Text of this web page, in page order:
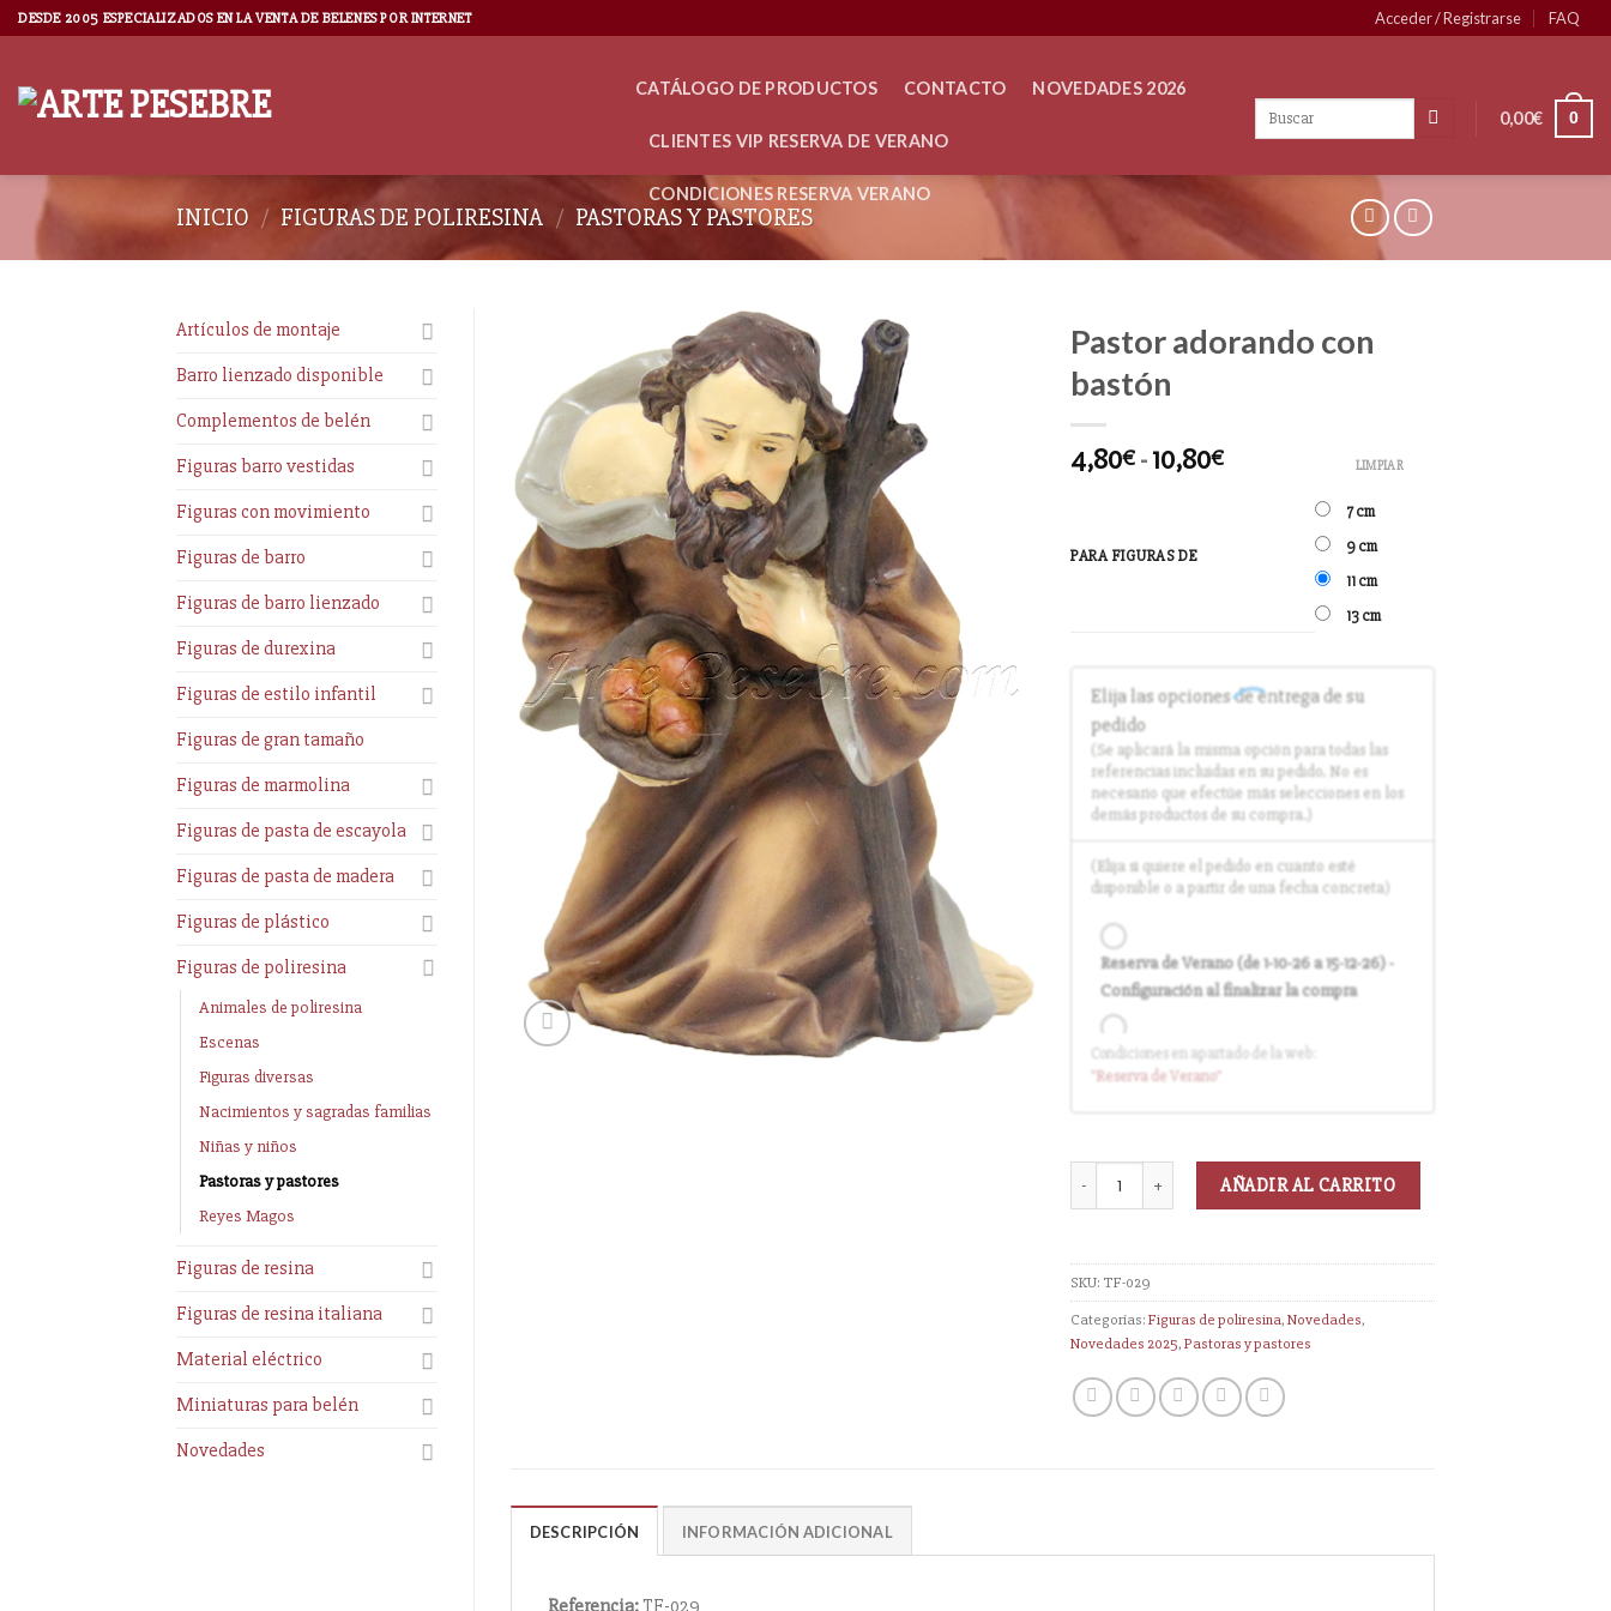
DESDE 2005 ESPECIALIZADOS EN LA VENTA DE BELENES POR INTERNET Acceder / Registrarse FAQ
CATÁLOGO DE PRODUCTOS CONTACTO NOVEDADES 2026
CLIENTES VIP RESERVA DE VERANO
CONDICIONES RESERVA VERANO
0,00€ 0
INICIO / FIGURAS DE POLIRESINA / PASTORAS Y PASTORES
Artículos de montaje
Barro lienzado disponible
Complementos de belén
Figuras barro vestidas
Figuras con movimiento
Figuras de barro
Figuras de barro lienzado
Figuras de durexina
Figuras de estilo infantil
Figuras de gran tamaño
Figuras de marmolina
Figuras de pasta de escayola
Figuras de pasta de madera
Figuras de plástico
Figuras de poliresina
Animales de poliresina
Escenas
Figuras diversas
Nacimientos y sagradas familias
Niñas y niños
Pastoras y pastores
Reyes Magos
Figuras de resina
Figuras de resina italiana
Material eléctrico
Miniaturas para belén
Novedades
Pastor adorando con
bastón
4,80€ -10,80€
PARA FIGURAS DE
7 cm
9 cm
11 cm
13 cm
LIMPIAR
Elija las opciones de entrega de su
pedido
(Se aplicará la misma opción para todas las
referencias incluidas en su pedido. No es
necesario que efectúe más selecciones en los
demás productos de su compra.)
(Elija si quiere el pedido en cuanto esté
disponible o a partir de una fecha concreta)
Reserva de Verano (de 1-10-26 a 15-12-26) -
Configuración al finalizar la compra
Entrega en cuanto el pedido esté
disponible (sin descuento)
Condiciones en apartado de la web:
"Reservade Verano"
AÑADIR AL CARRITO
SKU: TF-029
Categorías:Figuras de poliresina,Novedades,
Novedades 2025,Pastoras y pastores
DESCRIPCIÓN INFORMACIÓN ADICIONAL
Referencia:TF-029